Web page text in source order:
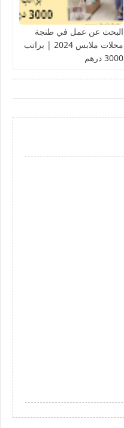
البحث عن عمل في طنجة
محلات ملابس 2024 | براتب
3000 درهم